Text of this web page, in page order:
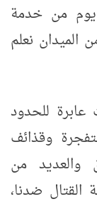
وأضاف الضباط -الذين قضوا 200 يوم من خدمة
الميدان نعلم
عابرة للحدود
وقذائف
والعديد من
القتال ضدنا،